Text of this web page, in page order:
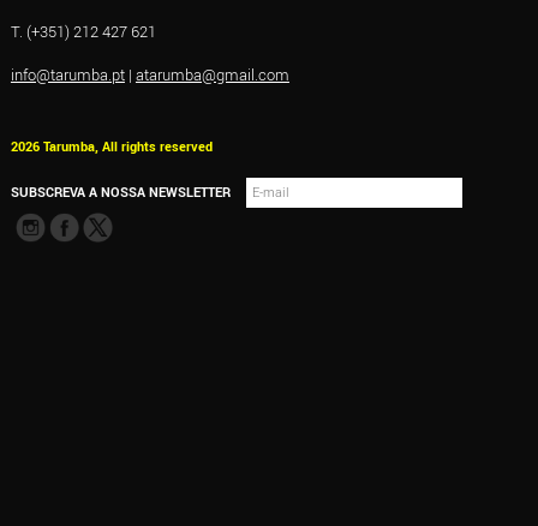
T. (+351) 212 427 621
info@tarumba.pt| atarumba@gmail.com
2026 Tarumba, All rights reserved
SUBSCREVA A NOSSA NEWSLETTER